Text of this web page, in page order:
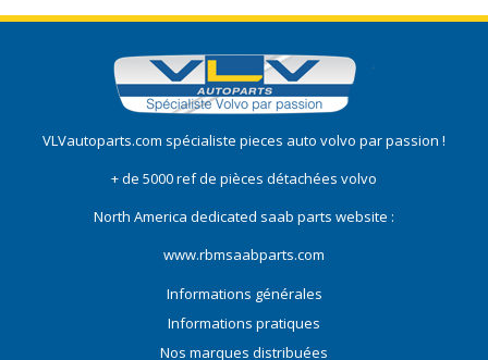
VLVautoparts.com spécialiste pieces auto volvo par passion !
+ de 5000 ref de pièces détachées volvo
North America dedicated saab parts website :
www.rbmsaabparts.com
Informations générales
Informations pratiques
Nos marques distribuées